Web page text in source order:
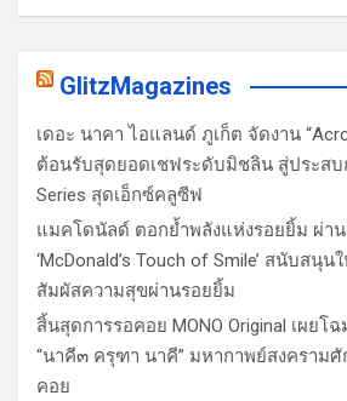
GlitzMagazines
เดอะ นาคา ไอแลนด์ ภูเก็ต จัดงาน
ต้อนรับสุดยอดเชฟระดับมิชลิน สู่ประสบ
Series สุดเอ็กซ์คลูซีฟ
แมคโดนัลด์ ตอกย้ำพลังแห่งรอยยิ้ม ผ่า
‘McDonald’s Touch of Smile’ สนับสนุ
สัมผัสความสุขผ่านรอยยิ้ม
สิ้นสุดการรอคอย MONO Original เผยโ
“นาคี๓ ครุฑา นาคี” มหากาพย์สงคราม
คอย